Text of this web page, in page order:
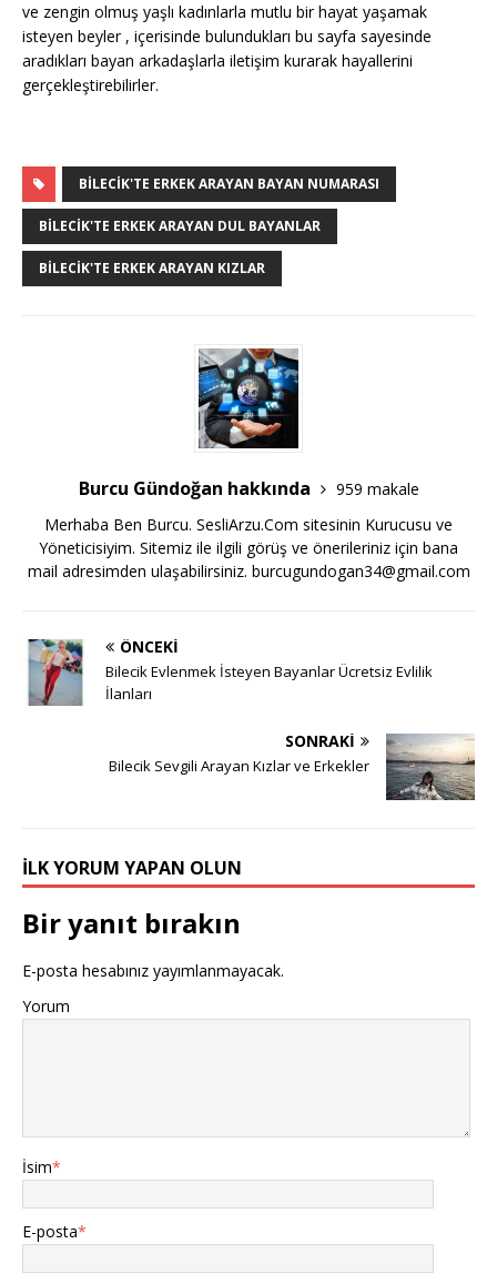
ve zengin olmuş yaşlı kadınlarla mutlu bir hayat yaşamak
isteyen beyler , içerisinde bulundukları bu sayfa sayesinde
aradıkları bayan arkadaşlarla iletişim kurarak hayallerini
gerçekleştirebilirler.
BILECIK'TE ERKEK ARAYAN BAYAN NUMARASI
BILECIK'TE ERKEK ARAYAN DUL BAYANLAR
BILECIK'TE ERKEK ARAYAN KIZLAR
Burcu Gündoğan hakkında
959 makale
Merhaba Ben Burcu. SesliArzu.Com sitesinin Kurucusu ve
Yöneticisiyim. Sitemiz ile ilgili görüş ve önerileriniz için bana
mail adresimden ulaşabilirsiniz. burcugundogan34@gmail.com
ÖNCEKI
Bilecik Evlenmek İsteyen Bayanlar Ücretsiz Evlilik
İlanları
SONRAKI
Bilecik Sevgili Arayan Kızlar ve Erkekler
İLK YORUM YAPAN OLUN
Bir yanıt bırakın
E-posta hesabınız yayımlanmayacak.
Yorum
İsim*
E-posta*